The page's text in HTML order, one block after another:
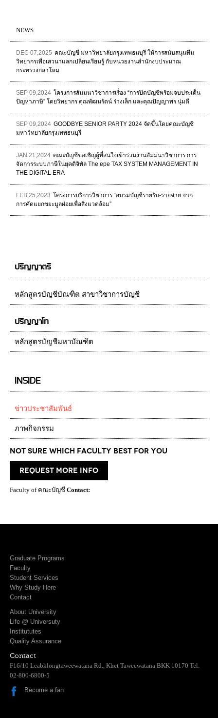
NEWS
DEC 07,2025 คณะบัญชี มหาวิทยาลัยกรุงเทพธนบุรี ให้การสนับสนุนทีม
วิทยากรเพื่อเสวนาแลกเปลี่ยนเรียนรู้ กับหน่วยงานสำนักงบประมาณ
กระทรวงกลาโหม
SEP 09,2024 โครงการสัมมนาวิชาการเรื่อง “การปิดบัญชีพร้อมจบประเด็น
ปัญหาภาษี” โดยวิทยากร คุณพัฒนรัตน์ ร่างเล็ก และคุณปัญญาพร นุ่มดี
SEP 09,2024 GOODBYE SENIOR PARTY 2024 จัดขึ้นโดยคณะบัญชี
มหาวิทยาลัยกรุงเทพธนบุรี
JAN 21,2024 คณะบัญชีขอเชิญผู้ที่สนใจเข้าร่วมงานสัมมนาวิชาการ การ
จัดการระบบภาษีในยุคดิจิทัล The epe TAX SYSTEM MANAGEMENT IN
THE DIGITAL ERA
FEB 25,2023 โครงการบริการวิชาการ “อบรมบัญชีรายรับ-รายจ่าย จาก
การคัดแยกขยะมูลฝอยเพื่อสิ่งแวดล้อม”
ปริญญาตรี
หลักสูตรบัญชีบัณฑิต สาขาวิชาการบัญชี
ปริญญาโท
หลักสูตรบัญชีมหาบัณฑิต
INSIDE
ข่าวประชาสัมพันธ์
ภาพกิจกรรม
Not Sure which Faculty best for you
request more info
Faculty of คณะบัญชี Contact:
Graduate Programs
Faculty
Student Services
Why Study Here
Contact
About University
Life @ Universuty
Institututes
Quality Assurance
Contact
F16/10 Leabklongtaweewatana Rd., Khet Taweewatana BKK 10170 Tel.
02-800-6800-5
Become a fan